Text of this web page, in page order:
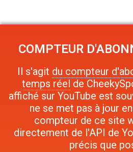
COMPTEUR
Il s'agit du compteur
temps réel de
affiché sur YouTube est
ne se met pas à jour
compteur de ce site
directement de l'API de
précis que